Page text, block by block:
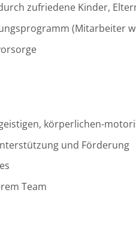
zufriedene Kinder,
(Mitarbeiter
körperlichen-
und Förderung
Team